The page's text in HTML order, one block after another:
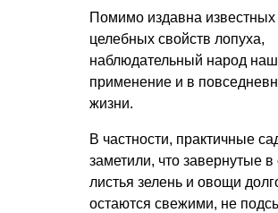
Помимо издавна известных
целебных свойств лопуха,
наблюдательный народ
применение и в
жизни.
В частности, практичные
заметили, что завернутые
листья зелень и овощи
остаются свежими, не